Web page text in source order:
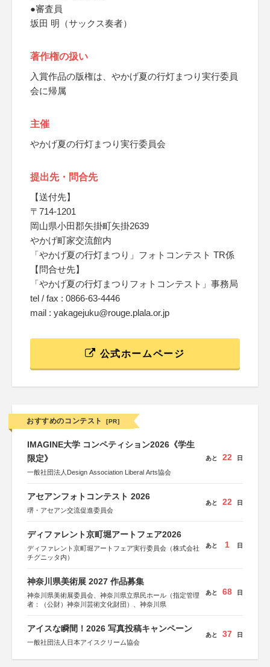
●審査員
坂田 明（サックス奏者）
著作権の扱い
入賞作品の版権は、やかげ夏の行灯まつり実行委員
会に帰属
主催
やかげ夏の行灯まつり実行委員会
提出先・問合先
【送付先】
〒714-1201
岡山県小田郡矢掛町矢掛2639
やかげ町家交流館内
「やかげ夏の行灯まつり」フォトコンテスト TR係
【問合せ先】
「やかげ夏の行灯まつりフォトコンテスト」事務局
tel / fax : 0866-63-4446
mail : yakagejuku@rouge.plala.or.jp
公式ホームページ
おすすめのコンテスト [PR]
IMAGINE大学 コンペティション2026《学生
限定》
一般社団法人Design Association Liberal Arts協会
あと 22 日
アセアンフォトコンテスト 2026
堺・アセアン交流促進委員会
あと 22 日
ディファレント京町堀アートフェア2026
ディファレント京町堀アートフェア実行委員会（株式会社
チグニッタ内）
あと 1 日
神奈川県美術展 2027 作品募集
神奈川県美術展委員会、神奈川県立県民ホール（指定管理
者：（公財）神奈川芸術文化財団）、神奈川県
あと 68 日
アイスな瞬間！2026 写真投稿キャンペーン
一般社団法人日本アイスクリーム協会
あと 37 日